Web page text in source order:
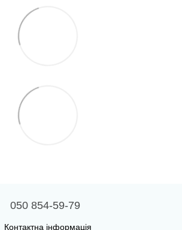
050 854-59-79
Контактна інформація